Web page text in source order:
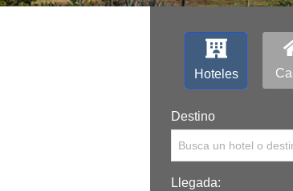
Hoteles
Destino
Busca un hotel o
Llegada: